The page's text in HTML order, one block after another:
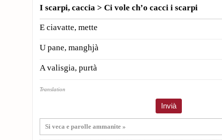
I scarpi, caccia > Ci vole ch’o cacci i scarpi
E ciavatte, mette
U pane, manghjà
A valisgia, purtà
Translation
Si veca e parolle ammanite »